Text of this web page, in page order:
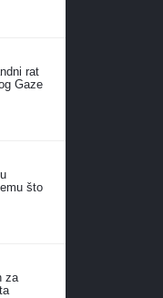
rat
Gaze
što
za